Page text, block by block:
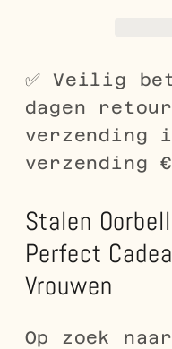
✅ Veilig
dagen
verzending
verzending
Stalen
Perfect
Vrouwen
Op zoek